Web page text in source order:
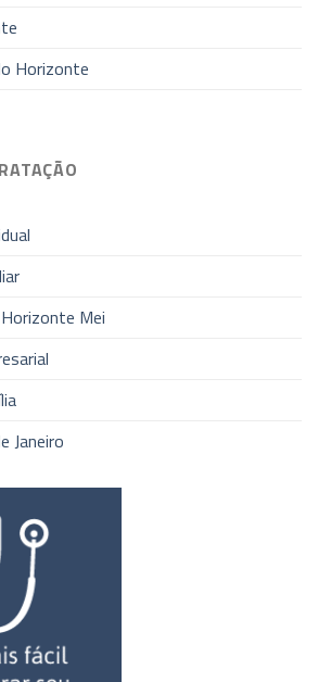
Horizonte
Mei
Janeiro